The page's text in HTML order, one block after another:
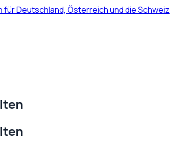
Deutschland, Österreich und die Schweiz